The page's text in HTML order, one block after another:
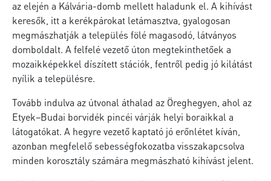
az elején a Kálvária-domb mellett haladunk el. A kihívást
keresők, itt a kerékpárokat letámasztva, gyalogosan
megmászhatják a település fölé magasodó, látványos
domboldalt. A felfelé vezető úton megtekinthetőek a
mozaikképekkel díszített stációk, fentről pedig jó kilátást
nyílik a településre.
Tovább indulva az útvonal áthalad az Öreghegyen, ahol az
Etyek–Budai borvidék pincéi várják helyi boraikkal a
látogatókat. A hegyre vezető kaptató jó erőnlétet kíván,
azonban megfelelő sebességfokozatba visszakapcsolva
minden korosztály számára megmászható kihívást jelent.